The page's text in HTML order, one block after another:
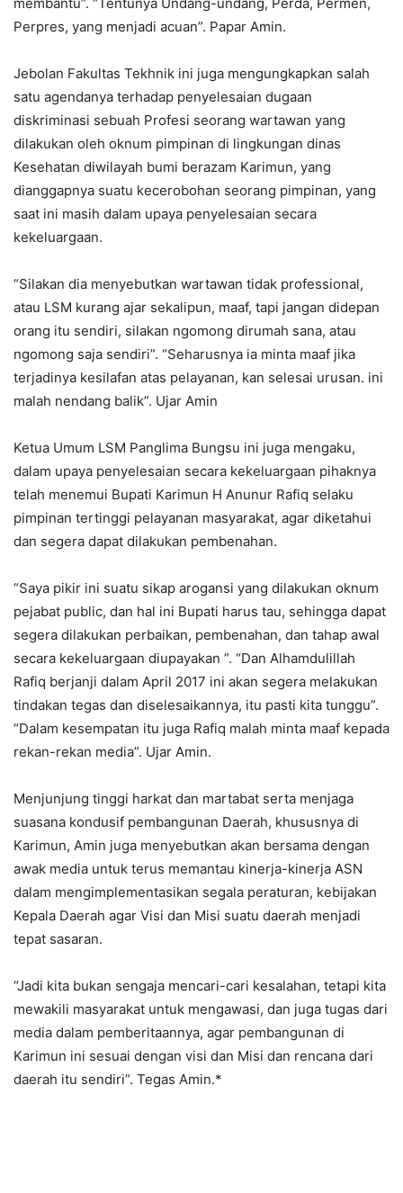
membantu”. “Tentunya Undang-undang, Perda, Permen,
Perpres, yang menjadi acuan”. Papar Amin.
Jebolan Fakultas Tekhnik ini juga mengungkapkan salah
satu agendanya terhadap penyelesaian dugaan
diskriminasi sebuah Profesi seorang wartawan yang
dilakukan oleh oknum pimpinan di lingkungan dinas
Kesehatan diwilayah bumi berazam Karimun, yang
dianggapnya suatu kecerobohan seorang pimpinan, yang
saat ini masih dalam upaya penyelesaian secara
kekeluargaan.
“Silakan dia menyebutkan wartawan tidak professional,
atau LSM kurang ajar sekalipun, maaf, tapi jangan didepan
orang itu sendiri, silakan ngomong dirumah sana, atau
ngomong saja sendiri”. “Seharusnya ia minta maaf jika
terjadinya kesilafan atas pelayanan, kan selesai urusan. ini
malah nendang balik”. Ujar Amin
Ketua Umum LSM Panglima Bungsu ini juga mengaku,
dalam upaya penyelesaian secara kekeluargaan pihaknya
telah menemui Bupati Karimun H Anunur Rafiq selaku
pimpinan tertinggi pelayanan masyarakat, agar diketahui
dan segera dapat dilakukan pembenahan.
“Saya pikir ini suatu sikap arogansi yang dilakukan oknum
pejabat public, dan hal ini Bupati harus tau, sehingga dapat
segera dilakukan perbaikan, pembenahan, dan tahap awal
secara kekeluargaan diupayakan ”. “Dan Alhamdulillah
Rafiq berjanji dalam April 2017 ini akan segera melakukan
tindakan tegas dan diselesaikannya, itu pasti kita tunggu”.
“Dalam kesempatan itu juga Rafiq malah minta maaf kepada
rekan-rekan media”. Ujar Amin.
Menjunjung tinggi harkat dan martabat serta menjaga
suasana kondusif pembangunan Daerah, khususnya di
Karimun, Amin juga menyebutkan akan bersama dengan
awak media untuk terus memantau kinerja-kinerja ASN
dalam mengimplementasikan segala peraturan, kebijakan
Kepala Daerah agar Visi dan Misi suatu daerah menjadi
tepat sasaran.
“Jadi kita bukan sengaja mencari-cari kesalahan, tetapi kita
mewakili masyarakat untuk mengawasi, dan juga tugas dari
media dalam pemberitaannya, agar pembangunan di
Karimun ini sesuai dengan visi dan Misi dan rencana dari
daerah itu sendiri”. Tegas Amin.*